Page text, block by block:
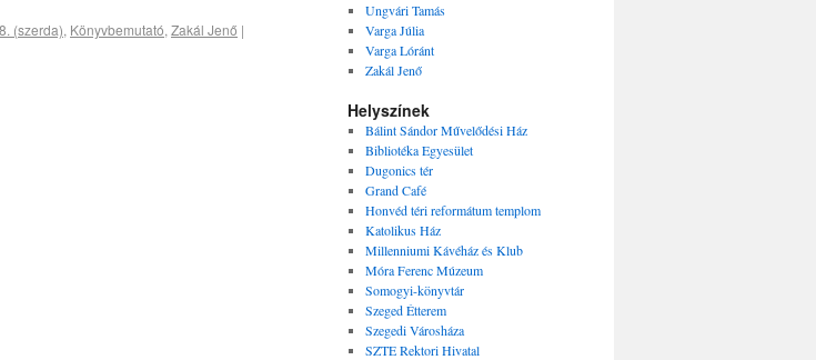
(szerda), Könyvbemutató, Zakál Jenő |
Ungvári Tamás
Varga Júlia
Varga Lóránt
Zakál Jenő
Helyszínek
Bálint Sándor Művelődési Ház
Bibliotéka Egyesület
Dugonics tér
Grand Café
Honvéd téri reformátum templom
Katolikus Ház
Millenniumi Kávéház és Klub
Móra Ferenc Múzeum
Somogyi-könyvtár
Szeged Étterem
Szegedi Városháza
SZTE Rektori Hivatal